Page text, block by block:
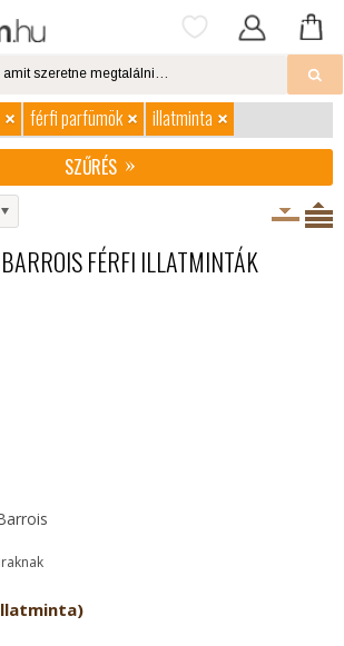
férfi parfümök
illatminta
SZŰRÉS
FÉRFI ILLATMINTÁK